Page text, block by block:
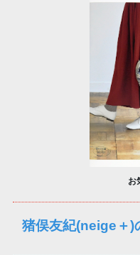
お
猪俣友紀(neige＋)